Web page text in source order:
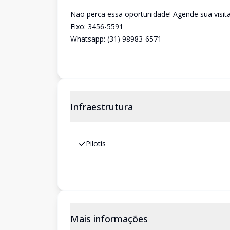
Não perca essa oportunidade! Agende sua
Fixo: 3456-5591
Whatsapp: (31) 98983-6571
Infraestrutura
Pilotis
Mais informações